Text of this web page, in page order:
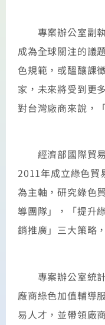
專案辦公室副執
成為全球關注的議
色規範，或醞釀課
家，未來將受到更
對台灣廠商來說，
經濟部國際貿易
2011年成立綠色貿
為主軸，研究綠色
導團隊」，「提升
銷推廣」三大策略
專案辦公室統計
廠商綠色加值輔導
易人才，並帶領廠